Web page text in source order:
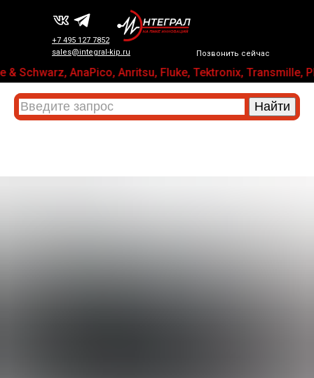
Позвонить сейчас
+7 495 127 7852
sales@integral-kip.ru
AnaPico, Anritsu, Fluke, Tektronix, Transmille,